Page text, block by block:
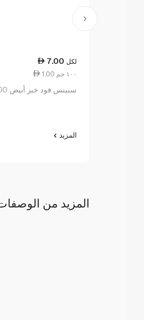
7.00 لكل
1.00 ١٠٠ جم
سبينس فود خبز أبيض 700غ
المزيد
المزيد من